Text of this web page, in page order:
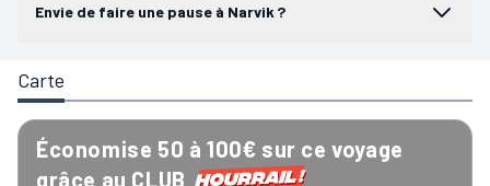
Envie de faire une pause à Narvik ?
Carte
Économise 50 à 100€ sur ce voyage
grâce au CLUB